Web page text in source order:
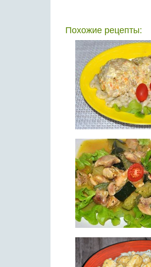
Похожие рецепты: